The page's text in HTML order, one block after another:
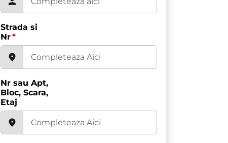
Strada si
Nr*
Nr sau Apt,
Bloc, Scara,
Etaj